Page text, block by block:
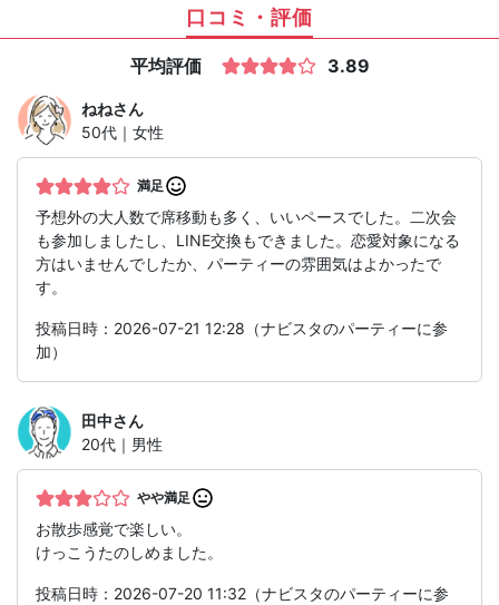
口コミ・評価
平均評価 3.89
ねねさん
50代｜女性
満足
予想外の大人数で席移動も多く、いいペースでした。二次会
も参加しましたし、LINE交換もできました。恋愛対象になる
方はいませんでしたか、パーティーの雰囲気はよかったで
す。
投稿日時：2026-07-21 12:28（ナビスタのパーティーに参
加）
田中さん
20代｜男性
やや満足
お散歩感覚で楽しい。
けっこうたのしめました。
投稿日時：2026-07-20 11:32（ナビスタのパーティーに参